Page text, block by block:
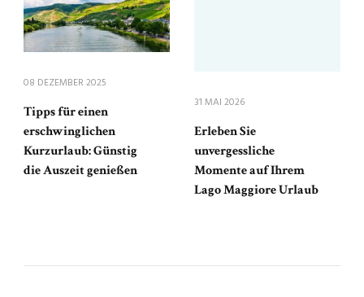
08 DEZEMBER 2025
Tipps für einen
erschwinglichen
Kurzurlaub: Günstig
die Auszeit genießen
31 MAI 2026
Erleben Sie
unvergessliche
Momente auf Ihrem
Lago Maggiore Urlaub